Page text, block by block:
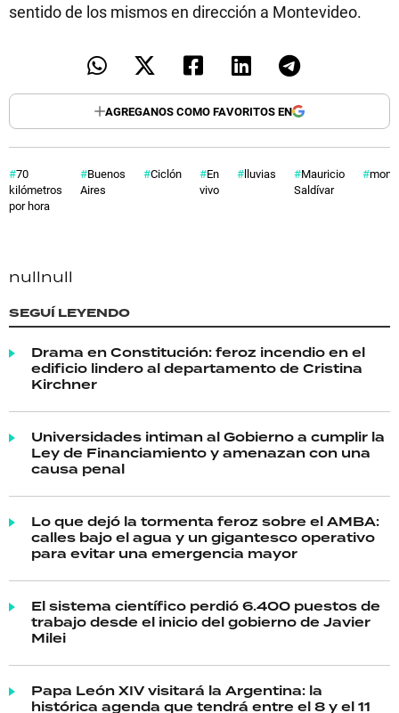
sentido de los mismos en dirección a Montevideo.
AGREGANOS COMO FAVORITOS EN
70
kilómetros
por hora
Buenos
Aires
Ciclón
En
vivo
lluvias
Mauricio
Saldívar
nullnull
SEGUÍ LEYENDO
Drama en Constitución: feroz incendio en el
edificio lindero al departamento de Cristina
Kirchner
Universidades intiman al Gobierno a cumplir la
Ley de Financiamiento y amenazan con una
causa penal
Lo que dejó la tormenta feroz sobre el AMBA:
calles bajo el agua y un gigantesco operativo
para evitar una emergencia mayor
El sistema científico perdió 6.400 puestos de
trabajo desde el inicio del gobierno de Javier
Milei
Papa León XIV visitará la Argentina: la
histórica agenda que tendrá entre el 8 y el 11